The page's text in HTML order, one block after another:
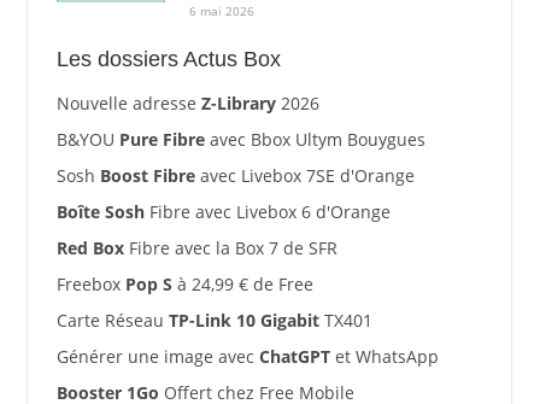
6 mai 2026
Les dossiers Actus Box
Nouvelle adresse Z-Library2026
B&YOU Pure Fibreavec Bbox Ultym Bouygues
Sosh Boost Fibreavec Livebox 7SE d'Orange
Boîte SoshFibre avec Livebox 6 d'Orange
Red BoxFibre avec la Box 7 de SFR
Freebox Pop S à 24,99 € de Free
Carte Réseau TP-Link 10 GigabitTX401
Générer une image avec ChatGPTet WhatsApp
Booster 1Go Offert chez Free Mobile